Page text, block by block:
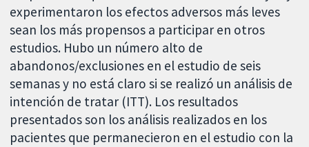
experimentaron los efectos adversos más leves
sean los más propensos a participar en otros
estudios. Hubo un número alto de
abandonos/exclusiones en el estudio de seis
semanas y no está claro si se realizó un análisis de
intención de tratar (ITT). Los resultados
presentados son los análisis realizados en los
pacientes que permanecieron en el estudio con la